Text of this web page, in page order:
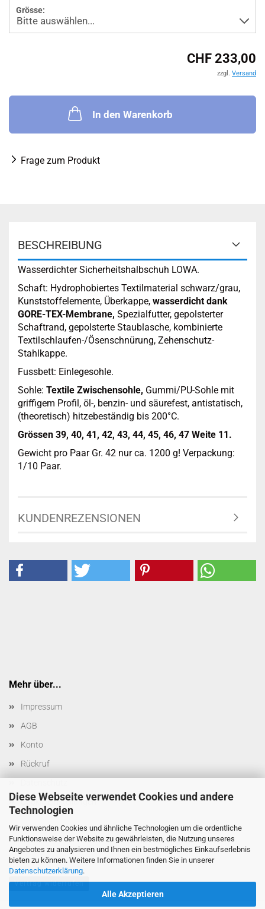
Diese Webseite verwendet Cookies und andere
Technologien
Wir verwenden Cookies und ähnliche Technologien um die ordentliche
Funktionsweise der Website zu gewährleisten, die Nutzung unseres
Angebotes zu analysieren und Ihnen ein bestmögliches Einkaufserlebnis
bieten zu können. Weitere Informationen finden Sie in unserer
Datenschutzerklärung.
Alle Akzeptieren
Grösse:
CHF 233,00
zzgl. Versand
In den Warenkorb
Frage zum Produkt
BESCHREIBUNG
Wasserdichter Sicherheitshalbschuh LOWA.
Schaft: Hydrophobiertes Textilmaterial schwarz/grau,
Kunststoffelemente, Überkappe, wasserdicht dank
GORE-TEX-Membrane, Spezialfutter, gepolsterter
Schaftrand, gepolsterte Staublasche, kombinierte
Textilschlaufen-/Ösenschnürung, Zehenschutz-
Stahlkappe.
Fussbett: Einlegesohle.
Sohle: Textile Zwischensohle, Gummi/PU-Sohle mit
griffigem Profil, öl-, benzin- und säurefest, antistatisch,
(theoretisch) hitzebeständig bis 200°C.
Grössen 39, 40, 41, 42, 43, 44, 45, 46, 47 Weite 11.
Gewicht pro Paar Gr. 42 nur ca. 1200 g! Verpackung:
1/10 Paar.
KUNDENREZENSIONEN
Mehr über...
Impressum
AGB
Konto
Rückruf
Cookie Einstellungen
Vertrag widerrufen